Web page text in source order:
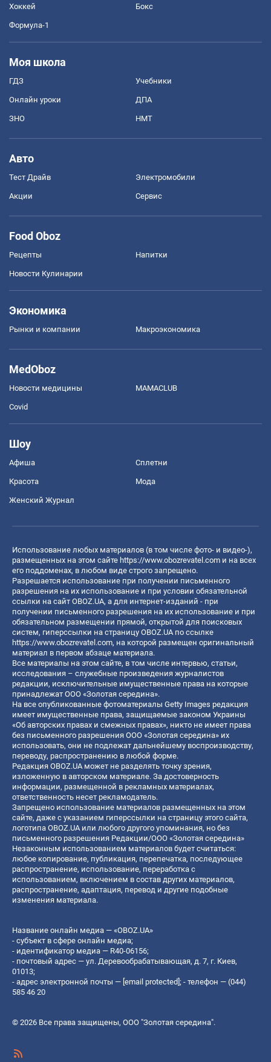
Хоккей Бокс
Формула-1
Моя школа
ГДЗ Учебники
Онлайн уроки ДПА
ЗНО НМТ
Авто
Тест Драйв Электромобили
Акции Сервис
Food Oboz
Рецепты Напитки
Новости Кулинарии
Экономика
Рынки и компании Mакроэкономика
MedOboz
Новости медицины MAMACLUB
Covid
Шоу
Афиша Сплетни
Красота Мода
Женский Журнал
Использование любых материалов (в том числе фото- и видео-),
размещенных на этом сайте https://www.obozrevatel.com и на всех
его поддоменах, в любом виде строго запрещено.
Разрешается использование при получении письменного
разрешения на их использование и при условии обязательной
ссылки на сайт OBOZ.UA, а для интернет-изданий - при
получении письменного разрешения на их использование и при
обязательном размещении прямой, открытой для поисковых
систем, гиперссылки на страницу OBOZ.UA по ссылке
https://www.obozrevatel.com, на которой размещен оригинальный
материал в первом абзаце материала.
Все материалы на этом сайте, в том числе интервью, статьи,
исследования – служебные произведения журналистов
редакции, исключительные имущественные права на которые
принадлежат ООО «Золотая середина».
На все опубликованные фотоматериалы Getty Images редакция
имеет имущественные права, защищаемые законом Украины
«Об авторских правах и смежных правах», никто не имеет права
без письменного разрешения ООО «Золотая середина» их
использовать, они не подлежат дальнейшему воспроизводству,
переводу, распространению в любой форме.
Редакция OBOZ.UA может не разделять точку зрения,
изложенную в авторском материале. За достоверность
информации, размещенной в рекламных материалах,
ответственность несет рекламодатель.
Запрещено использование материалов размещенных на этом
сайте, даже с указанием гиперссылки на страницу этого сайта,
логотипа OBOZ.UA или любого другого упоминания, но без
письменного разрешения Редакции/ООО «Золотая середина»
Незаконным использованием материалов будет считаться:
любое копирование, публикация, перепечатка, последующее
распространение, использование, переработка с
использованием, включением в состав других материалов,
распространение, адаптация, перевод и другие подобные
изменения материала.
Название онлайн медиа — «OBOZ.UA»
- субъект в сфере онлайн медиа;
- идентификатор медиа — R40-06156;
- почтовый адрес — ул. Деревообрабатывающая, д. 7, г. Киев,
01013;
- адрес электронной почты — [email protected] ; - телефон — (044)
585 46 20
© 2026 Все права защищены, ООО "Золотая середина".